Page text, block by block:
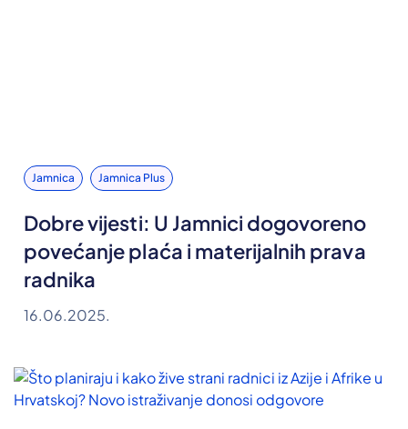
Jamnica Jamnica Plus
Dobre vijesti: U Jamnici dogovoreno
povećanje plaća i materijalnih prava
radnika
16.06.2025.